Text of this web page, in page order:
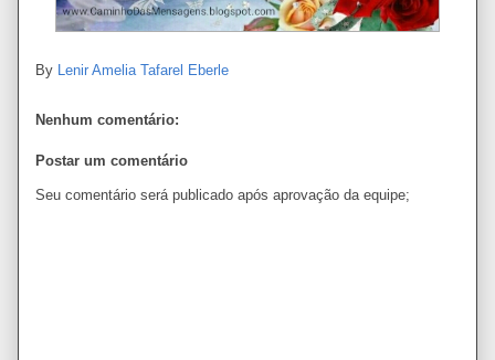
By Lenir Amelia Tafarel Eberle
Nenhum comentário:
Postar um comentário
Seu comentário será publicado após aprovação da equipe;